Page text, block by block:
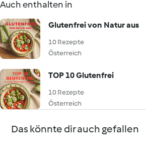
Auch enthalten in
Glutenfrei von Natur aus
10 Rezepte
Österreich
TOP 10 Glutenfrei
10 Rezepte
Österreich
Das könnte dir auch gefallen